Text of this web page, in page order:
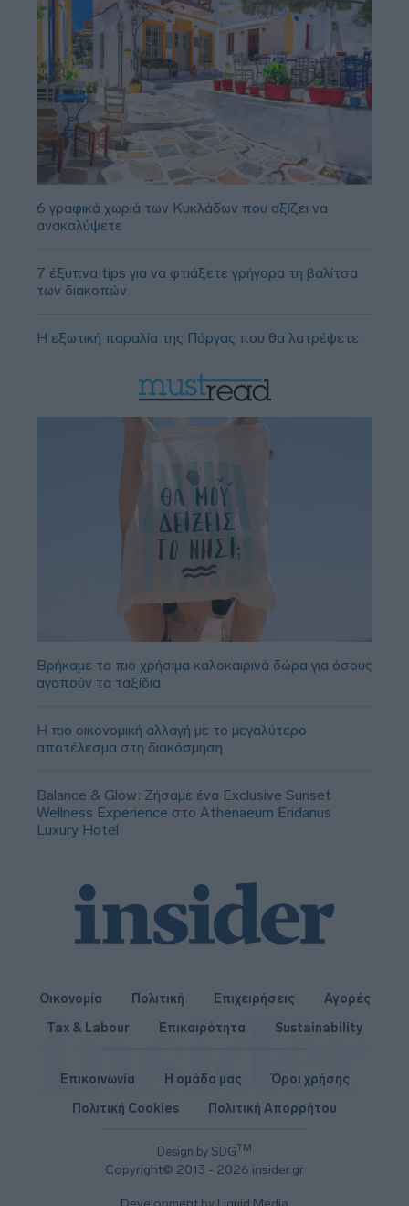
6 γραφικά χωριά των Κυκλάδων που αξίζει να
ανακαλύψετε
7 έξυπνα tips για να φτιάξετε γρήγορα τη βαλίτσα
των διακοπών
Η εξωτική παραλία της Πάργας που θα λατρέψετε
Βρήκαμε τα πιο χρήσιμα καλοκαιρινά δώρα για όσους
αγαπούν τα ταξίδια
Η πιο οικονομική αλλαγή με το μεγαλύτερο
αποτέλεσμα στη διακόσμηση
Balance & Glow: Ζήσαμε ένα Exclusive Sunset
Wellness Experience στο Athenaeum Eridanus
Luxury Hotel
Οικονομία Πολιτική Επιχειρήσεις
Αγορές
Tax & Labour
Επικαιρότητα Sustainability
Design by SDGTM
Copyright© 2013 - 2026 insider.gr
Επικοινωνία Η ομάδα μας
Όροι χρήσης
Πολιτική Cookies
Πολιτική Απορρήτου